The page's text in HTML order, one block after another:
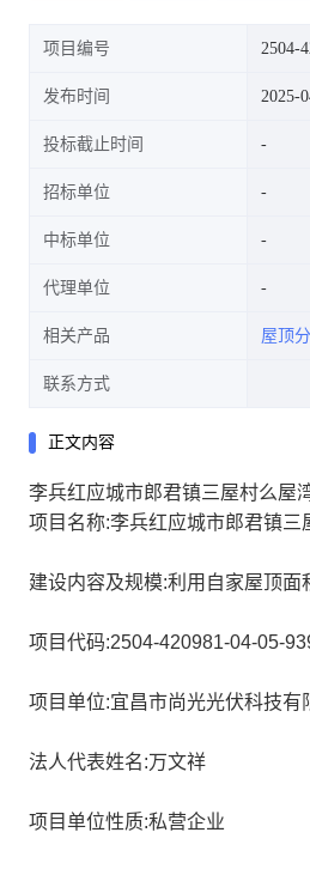
项目编号 2504-
发布时间 2025-
投标截止时间
招标单位
中标单位
代理单位
相关产品 屋顶
联系方式
正文内容
李兵红应城市郎君镇三屋村么屋
项目名称:李兵红应城市郎君镇
建设内容及规模:利用自家屋顶
项目代码:2504-420981-04-05-
项目单位:宜昌市尚光光伏科技有
法人代表姓名:万文祥
项目单位性质:私营企业